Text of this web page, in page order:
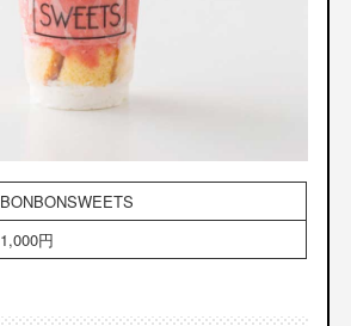
BONBONSWEETS
1,000円